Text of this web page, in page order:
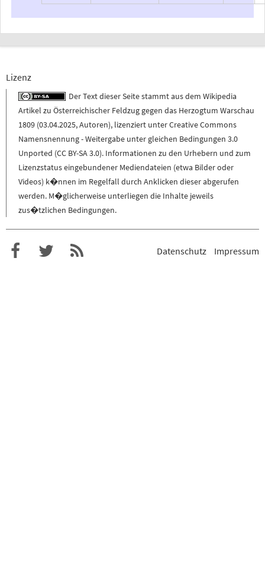
Lizenz
Der Text dieser Seite stammt aus dem Wikipedia
Artikel zu Österreichischer Feldzug gegen das Herzogtum Warschau
1809 (03.04.2025,Autoren), lizenziert unterCreative Commons
Namensnennung - Weitergabe unter gleichen Bedingungen 3.0
Unported (CC BY-SA 3.0). Informationen zu den Urhebern und zum
Lizenzstatus eingebundener Mediendateien (etwa Bilder oder
Videos) k�nnen im Regelfall durch Anklicken dieser abgerufen
werden. M�glicherweise unterliegen die Inhalte jeweils
zus�tzlichen Bedingungen.
Datenschutz Impressum